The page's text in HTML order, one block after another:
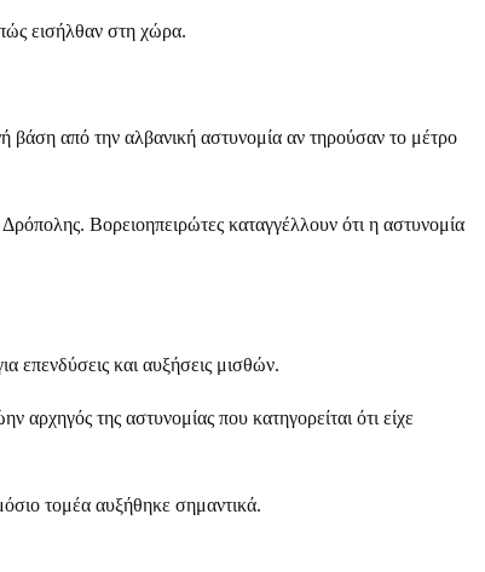
εισήλθαν στη χώρα.
βάση από την αλβανική αστυνομία αν τηρούσαν το μέτρο
Βορειοηπειρώτες καταγγέλλουν ότι η αστυνομία
και αυξήσεις μισθών.
της αστυνομίας που κατηγορείται ότι είχε
τομέα αυξήθηκε σημαντικά.